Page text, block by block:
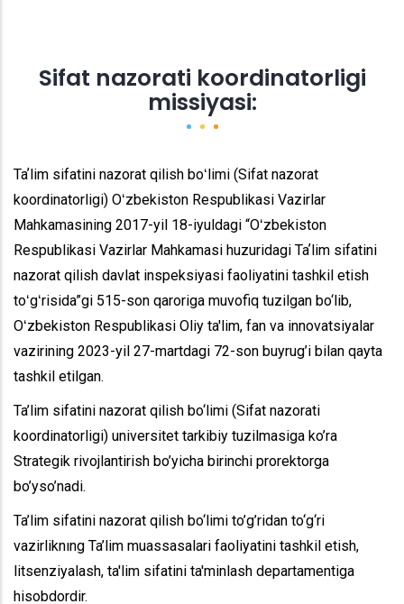
Sifat nazorati koordinatorligi
missiyasi:
Taʼlim sifatini nazorat qilish boʻlimi (Sifat nazorat
koordinatorligi) Oʻzbekiston Respublikasi Vazirlar
Mahkamasining 2017-yil 18-iyuldagi “Oʻzbekiston
Respublikasi Vazirlar Mahkamasi huzuridagi Taʼlim sifatini
nazorat qilish davlat inspeksiyasi faoliyatini tashkil etish
toʻgʻrisida”gi 515-son qaroriga muvofiq tuzilgan bo‘lib,
Oʻzbekiston Respublikasi Oliy ta'lim, fan va innovatsiyalar
vazirining 2023-yil 27-martdagi 72-son buyrug’i bilan qayta
tashkil etilgan.
Ta’lim sifatini nazorat qilish bo‘limi (Sifat nazorati
koordinatorligi) universitet tarkibiy tuzilmasiga ko’ra
Strategik rivojlantirish bo’yicha birinchi prorektorga
bo’yso’nadi.
Ta’lim sifatini nazorat qilish bo‘limi to’g’ridan to‘g‘ri
vazirliknıng Ta’lim muassasalari faoliyatini tashkil etish,
litsenziyalash, ta'lim sifatini ta'minlash departamentiga
hisobdordir.